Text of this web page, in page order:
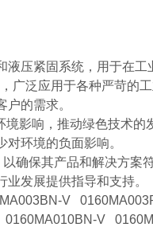
压紧固系统，用于在工
广泛应用于各种严苛的
的需求。
影响，推动绿色技术
环境的负面影响。
确保其产品和解决方案
发展提供指导和支持。
V
V